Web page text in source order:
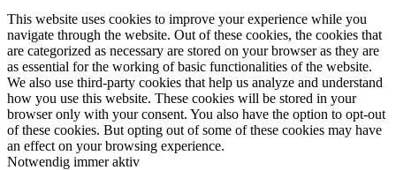
This website uses cookies to improve your experience while you
navigate through the website. Out of these cookies, the cookies that
are categorized as necessary are stored on your browser as they are
as essential for the working of basic functionalities of the website.
We also use third-party cookies that help us analyze and understand
how you use this website. These cookies will be stored in your
browser only with your consent. You also have the option to opt-out
of these cookies. But opting out of some of these cookies may have
an effect on your browsing experience.
Notwendig immer aktiv